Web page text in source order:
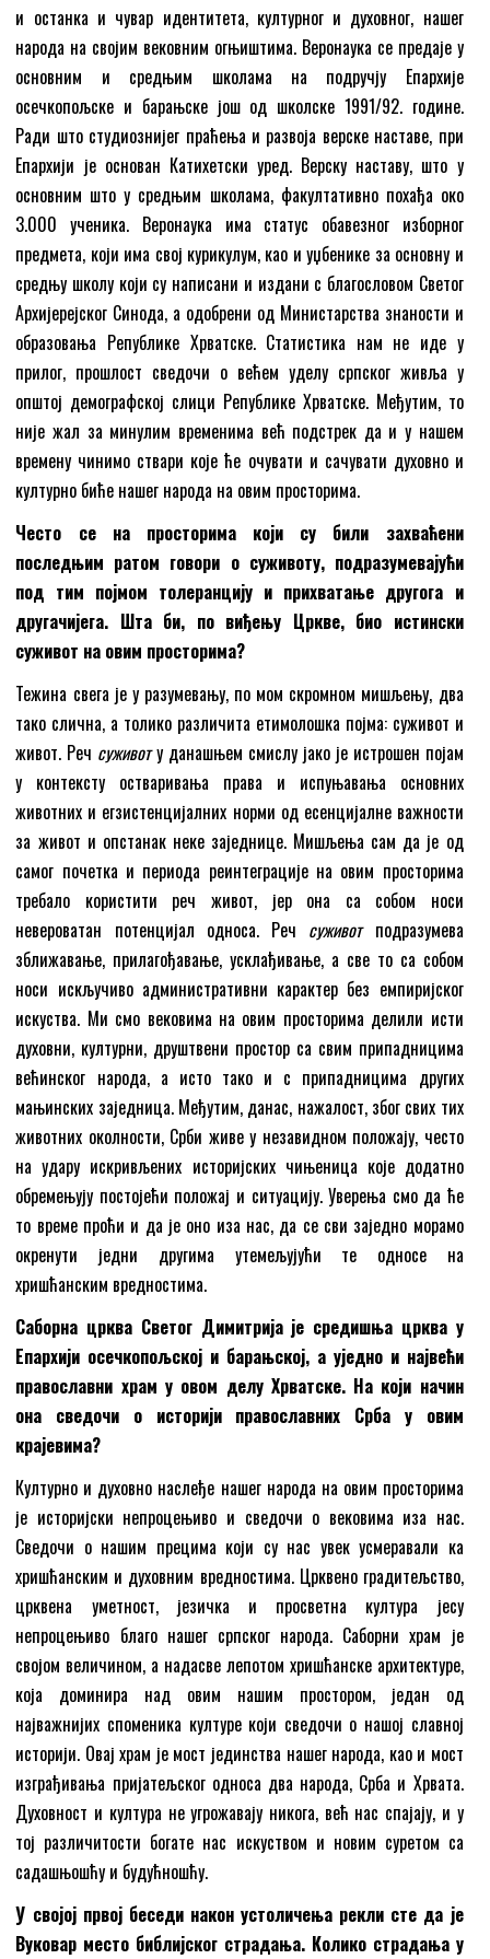
и останка и чувар идентитета, културног и духовног, нашег
народа на својим вековним огњиштима. Веронаука се предаје у
основним и средњим школама на подручју Епархије
осечкопољске и барањске још од школске 1991/92. године.
Ради што студиознијег праћења и развоја верске наставе, при
Епархији је основан Катихетски уред. Верску наставу, што у
основним што у средњим школама, факултативно похађа око
3.000 ученика. Веронаука има статус обавезног изборног
предмета, који има свој курикулум, као и уџбенике за основну и
средњу школу који су написани и издани с благословом Светог
Архијерејског Синода, а одобрени од Министарства знаности и
образовања Републике Хрватске. Статистика нам не иде у
прилог, прошлост сведочи о већем уделу српског живља у
општој демографској слици Републике Хрватске. Међутим, то
није жал за минулим временима већ подстрек да и у нашем
времену чинимо ствари које ће очувати и сачувати духовно и
културно биће нашег народа на овим просторима.
Често се на просторима који су били захваћени
последњим ратом говори о суживоту, подразумевајући
под тим појмом толеранцију и прихватање другога и
другачијега. Шта би, по виђењу Цркве, био истински
суживот на овим просторима?
Тежина свега је у разумевању, по мом скромном мишљењу, два
тако слична, а толико различита етимолошка појма: суживот и
живот. Реч суживоту данашњем смислу јако је истрошен појам
у контексту остваривања права и испуњавања основних
животних и егзистенцијалних норми од есенцијалне важности
за живот и опстанак неке заједнице. Мишљења сам да је од
самог почетка и периода реинтеграције на овим просторима
требало користити реч живот, јер она са собом носи
невероватан потенцијал односа. Реч суживотподразумева
зближавање, прилагођавање, усклађивање, а све то са собом
носи искључиво административни карактер без емпиријског
искуства. Ми смо вековима на овим просторима делили исти
духовни, културни, друштвени простор са свим припадницима
већинског народа, а исто тако и с припадницима других
мањинских заједница. Међутим, данас, нажалост, због свих тих
животних околности, Срби живе у незавидном положају, често
на удару искривљених историјских чињеница које додатно
обремењују постојећи положај и ситуацију. Уверења смо да ће
то време проћи и да је оно иза нас, да се сви заједно морамо
окренути једни другима утемељујући те односе на
хришћанским вредностима.
Саборна црква Светог Димитрија је средишња црква у
Епархији осечкопољској и барањској, а уједно и највећи
православни храм у овом делу Хрватске. На који начин
она сведочи о историји православних Срба у овим
крајевима?
Културно и духовно наслеђе нашег народа на овим просторима
је историјски непроцењиво и сведочи о вековима иза нас.
Сведочи о нашим прецима који су нас увек усмеравали ка
хришћанским и духовним вредностима. Црквено градитељство,
црквена уметност, језичка и просветна култура јесу
непроцењиво благо нашег српског народа. Саборни храм је
својом величином, а надасве лепотом хришћанске архитектуре,
која доминира над овим нашим простором, један од
најважнијих споменика културе који сведочи о нашој славној
историји. Овај храм је мост јединства нашег народа, као и мост
изграђивања пријатељског односа два народа, Срба и Хрвата.
Духовност и култура не угрожавају никога, већ нас спајају, и у
тој различитости богате нас искуством и новим суретом са
садашњошћу и будућношћу.
У својој првој беседи након устоличења рекли сте да је
Вуковар место библијског страдања. Колико страдања у